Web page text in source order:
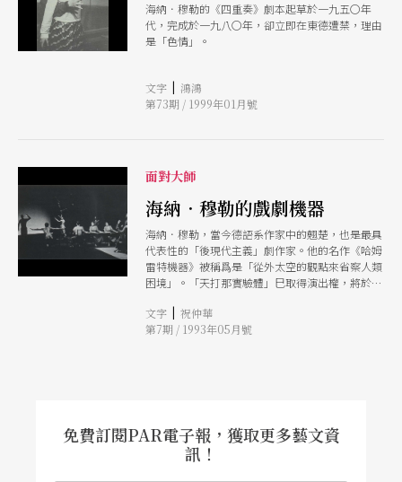
海納．穆勒的《四重奏》劇本起草於一九五〇年
代，完成於一九八〇年，卻立即在東德遭禁，理由
是「色情」。
文字 | 鴻鴻
第73期 / 1999年01月號
面對大師
海納．穆勒的戲劇機器
海納．穆勒，當今德語系作家中的翹楚，也是最具
代表性的「後現代主義」劇作家。他的名作《哈姆
雷特機器》被稱爲是「從外太空的觀點來省察人類
困境」。「天打那實驗體」巳取得演出權，將於五
背景及創作方法等不同角度，了解這位當代劇場大
師的魅力所在。
文字 | 祝仲華
第7期 / 1993年05月號
免費訂閱PAR電子報，獲取更多藝文資
訊！